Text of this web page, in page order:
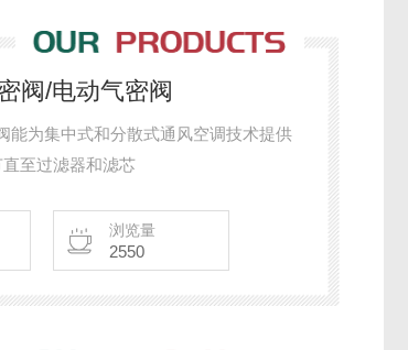
阀/电动气密阀
能为集中式和分散式通风空调技术提供
至过滤器和滤芯
浏览量
2550